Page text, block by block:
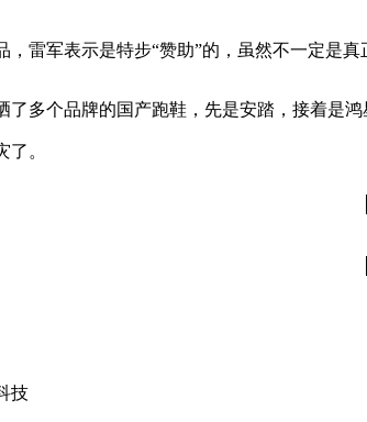
，雷军表示是特步“赞助”的，虽然不一定是真
了多个品牌的国产跑鞋，先是安踏，接着是
。
技